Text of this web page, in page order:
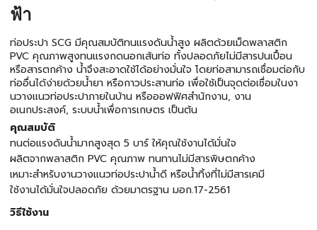
ฟ้า
ท่อประปา SCG มีคุณสมบัติทนแรงดันน้ำสูง ผลิตด้วยเม็ดพลาสติก
PVC คุณภาพสูงทนแรงกดนอกเส้นท่อ ทั้งปลอดภัยไม่มีสารปนเปื้อน
หรือสารตกค้าง น้ำจึงสะอาดใช้ได้อย่างมั่นใจ โดยท่อสามารถเชื่อมต่อกับ
ท่ออื่นได้ง่ายด้วยน้ำยา หรือกาวประสานท่อ เพื่อใช้เป็นจุดต่อเชื่อมในงา
นวางเเนวท่อประปาภายในบ้าน หรือออฟฟิศสำนักงาน, งาน
อเนกประสงค์, ระบบน้ำเพื่อการเกษตร เป็นต้น
คุณสมบัติ
ทนต่อแรงดันน้ำมากสูงสุด 5 บาร์ ให้คุณใช้งานได้มั่นใจ
ผลิตจากพลาสติก PVC คุณภาพ ทนทานไม่มีสารพิษตกค้าง
เหมาะสำหรับงานวางแนวท่อประปาน้ำดี หรือน้ำทิ้งที่ไม่มีสารเคมี
ใช้งานได้มั่นใจปลอดภัย ด้วยมาตรฐาน มอก.17-2561
วิธีใช้งาน